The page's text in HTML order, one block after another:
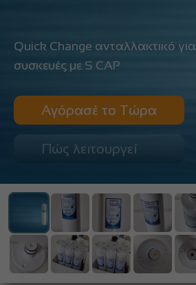
Quick Change ανταλλακτικό για
συσκευές με S CAP
Αγόρασέ το Τώρα
Πώς λειτουργεί